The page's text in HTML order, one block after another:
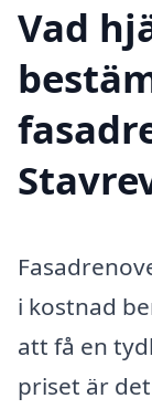
Vad
i kostnad
att få en
priset är